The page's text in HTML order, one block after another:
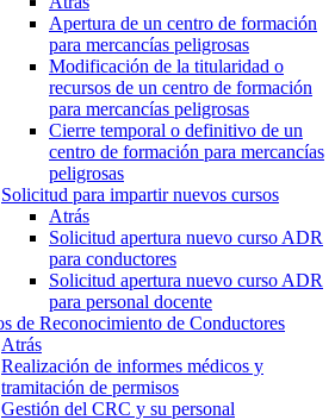
Apertura de un centro de formación
para mercancías peligrosas
Modificación de la titularidad o
recursos de un centro de formación
para mercancías peligrosas
Cierre temporal o definitivo de un
centro de formación para mercancías
peligrosas
Solicitud para impartir nuevos cursos
Atrás
Solicitud apertura nuevo curso ADR
para conductores
Solicitud apertura nuevo curso ADR
para personal docente
de Reconocimiento de Conductores
Atrás
Realización de informes médicos y
tramitación de permisos
Gestión del CRC y su personal